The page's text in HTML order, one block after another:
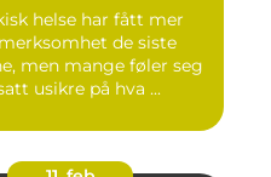
helse har fått mer
de siste
men mange føler seg
usikre på hva ...